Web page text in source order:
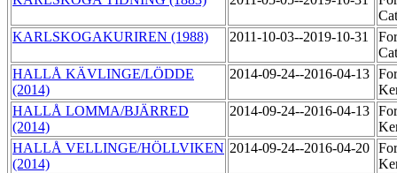
KARLSKOGAKURIREN (1988)
2011-10-03--2019-10-31
HALLÅ KÄVLINGE/LÖDDE
(2014)
2014-09-24--2016-04-13
HALLÅ LOMMA/BJÄRRED
(2014)
2014-09-24--2016-04-13
HALLÅ VELLINGE/HÖLLVIKEN
(2014)
2014-09-24--2016-04-20